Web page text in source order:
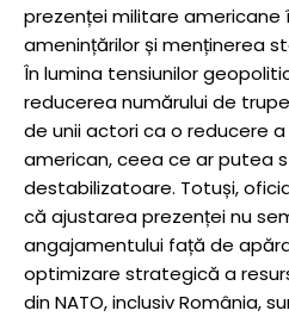
prezenței militare americane
amenințărilor și menținerea
În lumina tensiunilor
reducerea numărului de
de unii actori ca o reducere
american, ceea ce ar putea
destabilizatoare. Totuși,
că ajustarea prezenței nu
angajamentului față de
optimizare strategică a
din NATO, inclusiv România,